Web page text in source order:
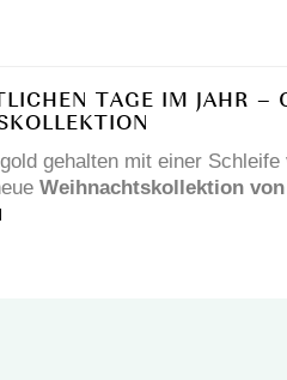
TAGE IM JAHR –
gehalten mit einer
Weihnachtskollektion